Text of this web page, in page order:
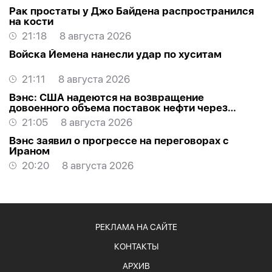
Рак простаты у Джо Байдена распространился
на кости
21:18
8 августа 2026
Войска Йемена нанесли удар по хуситам
21:11
8 августа 2026
Вэнс: США надеются на возвращение
довоенного объема поставок нефти через
Ормуз
21:05
8 августа 2026
Вэнс заявил о прогрессе на переговорах с
Ираном
20:20
8 августа 2026
РЕКЛАМА НА САЙТЕ
КОНТАКТЫ
АРХИВ